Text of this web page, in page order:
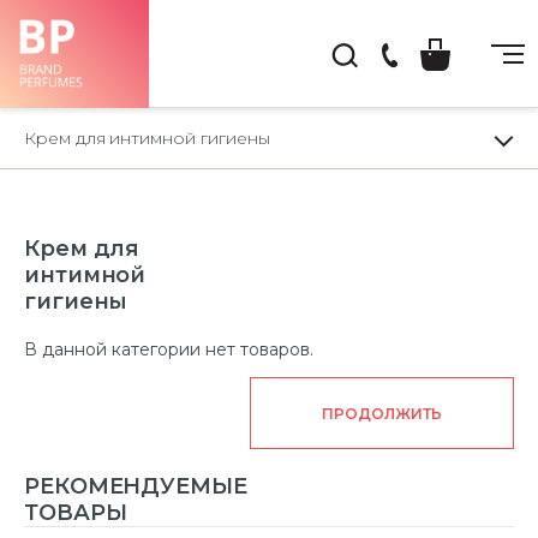
Крем для интимной гигиены
Крем для
интимной
гигиены
В данной категории нет товаров.
ПРОДОЛЖИТЬ
РЕКОМЕНДУЕМЫЕ
ТОВАРЫ